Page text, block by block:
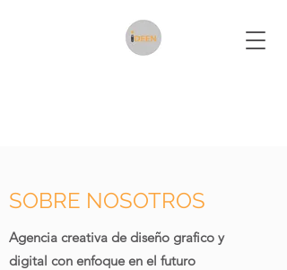
SOBRE NOSOTROS
Agencia creativa de diseño grafico y
digital con enfoque en el futuro